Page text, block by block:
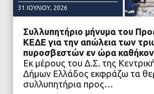
31 ΙΟΥΛΊΟΥ, 2026
ΔΙΑΒΑΣΤΕ
Συλλυπητήριο μήνυμα του
ΚΕΔΕ για την απώλεια των
πυροσβεστών εν ώρα
Εκ μέρους του Δ.Σ. της
Δήμων Ελλάδος εκφράζω τα
συλλυπητήρια προς…